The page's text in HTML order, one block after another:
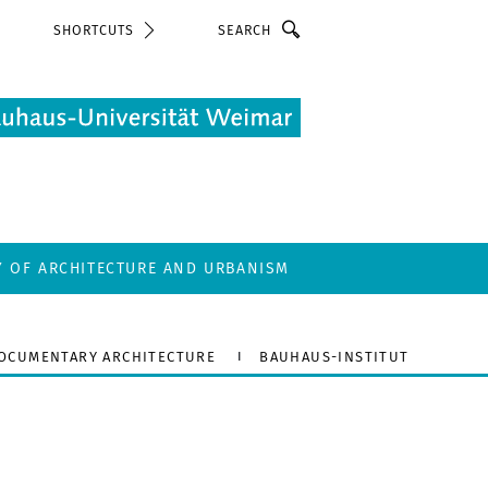
SHORTCUTS
OF ARCHITECTURE AND URBANISM
ARCHITECTURE BAUHAUS-INSTITUT